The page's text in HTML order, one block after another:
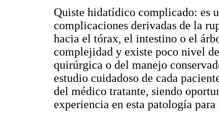
Quiste hidatídico complicado: es
complicaciones derivadas de la
hacia el tórax, el intestino o el
complejidad y existe poco nivel
quirúrgica o del manejo
estudio cuidadoso de cada
del médico tratante, siendo
experiencia en esta patología